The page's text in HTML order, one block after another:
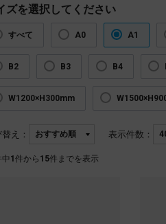
ズを選択してください
すべて A0 A1
B2 B3 B4
W1200×H300mm
え： 表示件数：
中1 件から 15件までを表示